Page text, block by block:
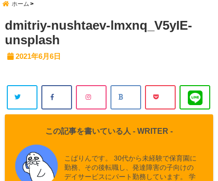
ホーム
dmitriy-nushtaev-lmxnq_V5yIE-
unsplash
2021年6月6日
この記事を書いている人 - WRITER -
こばりんです。 30代から未経験で保育園に
勤務、その後転職し、発達障害の子向けの
デイサービスにパート勤務しています。 学